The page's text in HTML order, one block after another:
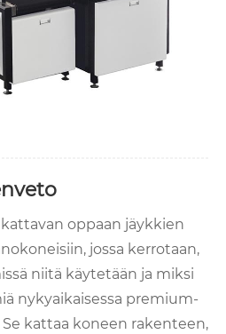
oppaan jäykkien
jossa kerrotaan,
niitä käytetään ja miksi
nykyaikaisessa premium-
kattaa koneen rakenteen,